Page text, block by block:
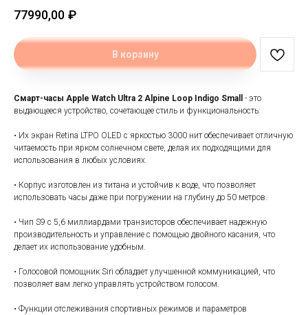
77990,00 ₽
В корзину
Смарт-часы Apple Watch Ultra 2 Alpine Loop Indigo Small
- это
выдающееся устройство, сочетающее стиль и функциональность:
• Их экран Retina LTPO OLED с яркостью 3000 нит обеспечивает отличную
читаемость при ярком солнечном свете, делая их подходящими для
использования в любых условиях.
• Корпус изготовлен из титана и устойчив к воде, что позволяет
использовать часы даже при погружении на глубину до 50 метров.
• Чип S9 с 5,6 миллиардами транзисторов обеспечивает надежную
производительность и управление с помощью двойного касания, что
делает их использование удобным.
• Голосовой помощник Siri обладает улучшенной коммуникацией, что
позволяет вам легко управлять устройством голосом.
• Функции отслеживания спортивных режимов и параметров